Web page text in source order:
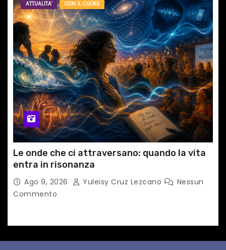
ATTUALITA' CON IL CUORE
Le onde che ci attraversano: quando la vita
entra in risonanza
Ago 9, 2026 Yuleisy Cruz Lezcano
Nessun
Commento